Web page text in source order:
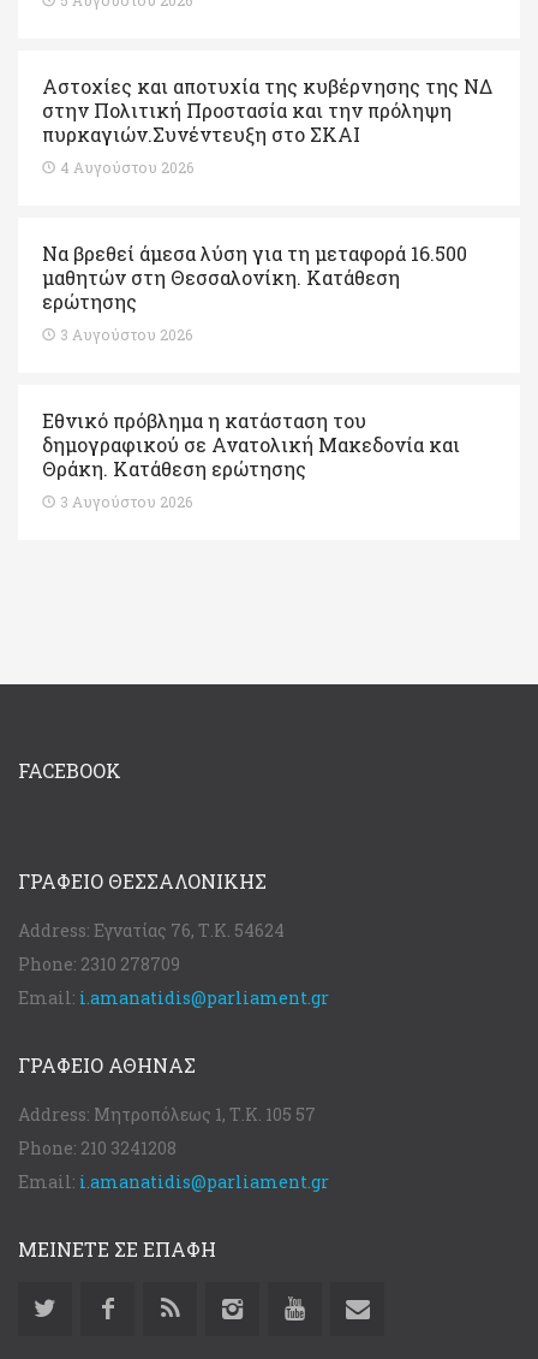
Αστοχίες και αποτυχία της κυβέρνησης της ΝΔ
στην Πολιτική Προστασία και την πρόληψη
πυρκαγιών.Συνέντευξη στο ΣΚΑΙ
4 Αυγούστου 2026
Να βρεθεί άμεσα λύση για τη μεταφορά 16.500
μαθητών στη Θεσσαλονίκη. Κατάθεση
ερώτησης
3 Αυγούστου 2026
Εθνικό πρόβλημα η κατάσταση του
δημογραφικού σε Ανατολική Μακεδονία και
Θράκη. Κατάθεση ερώτησης
3 Αυγούστου 2026
FACEBOOK
ΓΡΑΦΕΊΟ ΘΕΣΣΑΛΟΝΊΚΗΣ
Address: Εγνατίας 76, Τ.Κ. 54624
Phone: 2310 278709
Email: i.amanatidis@parliament.gr
ΓΡΑΦΕΊΟ ΑΘΉΝΑΣ
Address: Μητροπόλεως 1, Τ.Κ. 105 57
Phone: 210 3241208
Email: i.amanatidis@parliament.gr
ΜΕΙΝΕΤΕ ΣΕ ΕΠΑΦΗ